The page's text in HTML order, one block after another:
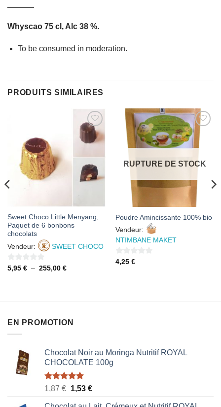
Whyscao 75 cl, Alc 38 %.
To be consumed in moderation.
PRODUITS SIMILAIRES
AJOUTER
À MES
Sweet Choco Little Menyang,
Paquet de 6 bonbons
chocolats
Vendeur:
SWEET CHOCO
0
5,95 € – 255,00 €Plage
AJOUTER
À MES
RUPTURE DE STOCK
Poudre Amincissante 100% bio
Vendeur:
NTIMBANE MAKET
0
4,25 €
EN PROMOTION
Chocolat Noir au Moringa Nutritif ROYAL
CHOCOLATE 100g
Note5.00
1,87€ Le
1,53 €Le